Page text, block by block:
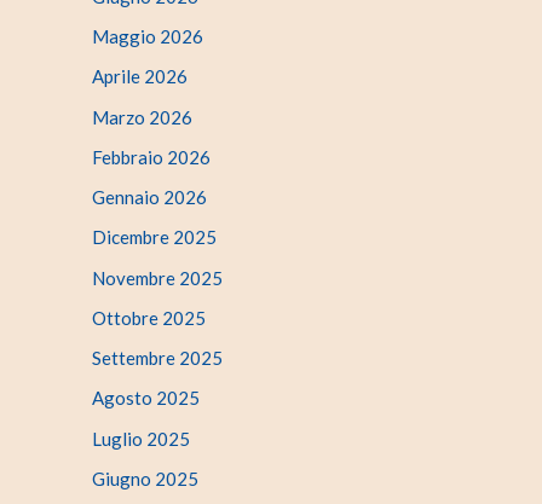
Maggio 2026
Aprile 2026
Marzo 2026
Febbraio 2026
Gennaio 2026
Dicembre 2025
Novembre 2025
Ottobre 2025
Settembre 2025
Agosto 2025
Luglio 2025
Giugno 2025